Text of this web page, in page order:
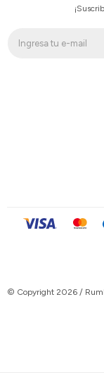
© Copyright 2026 /